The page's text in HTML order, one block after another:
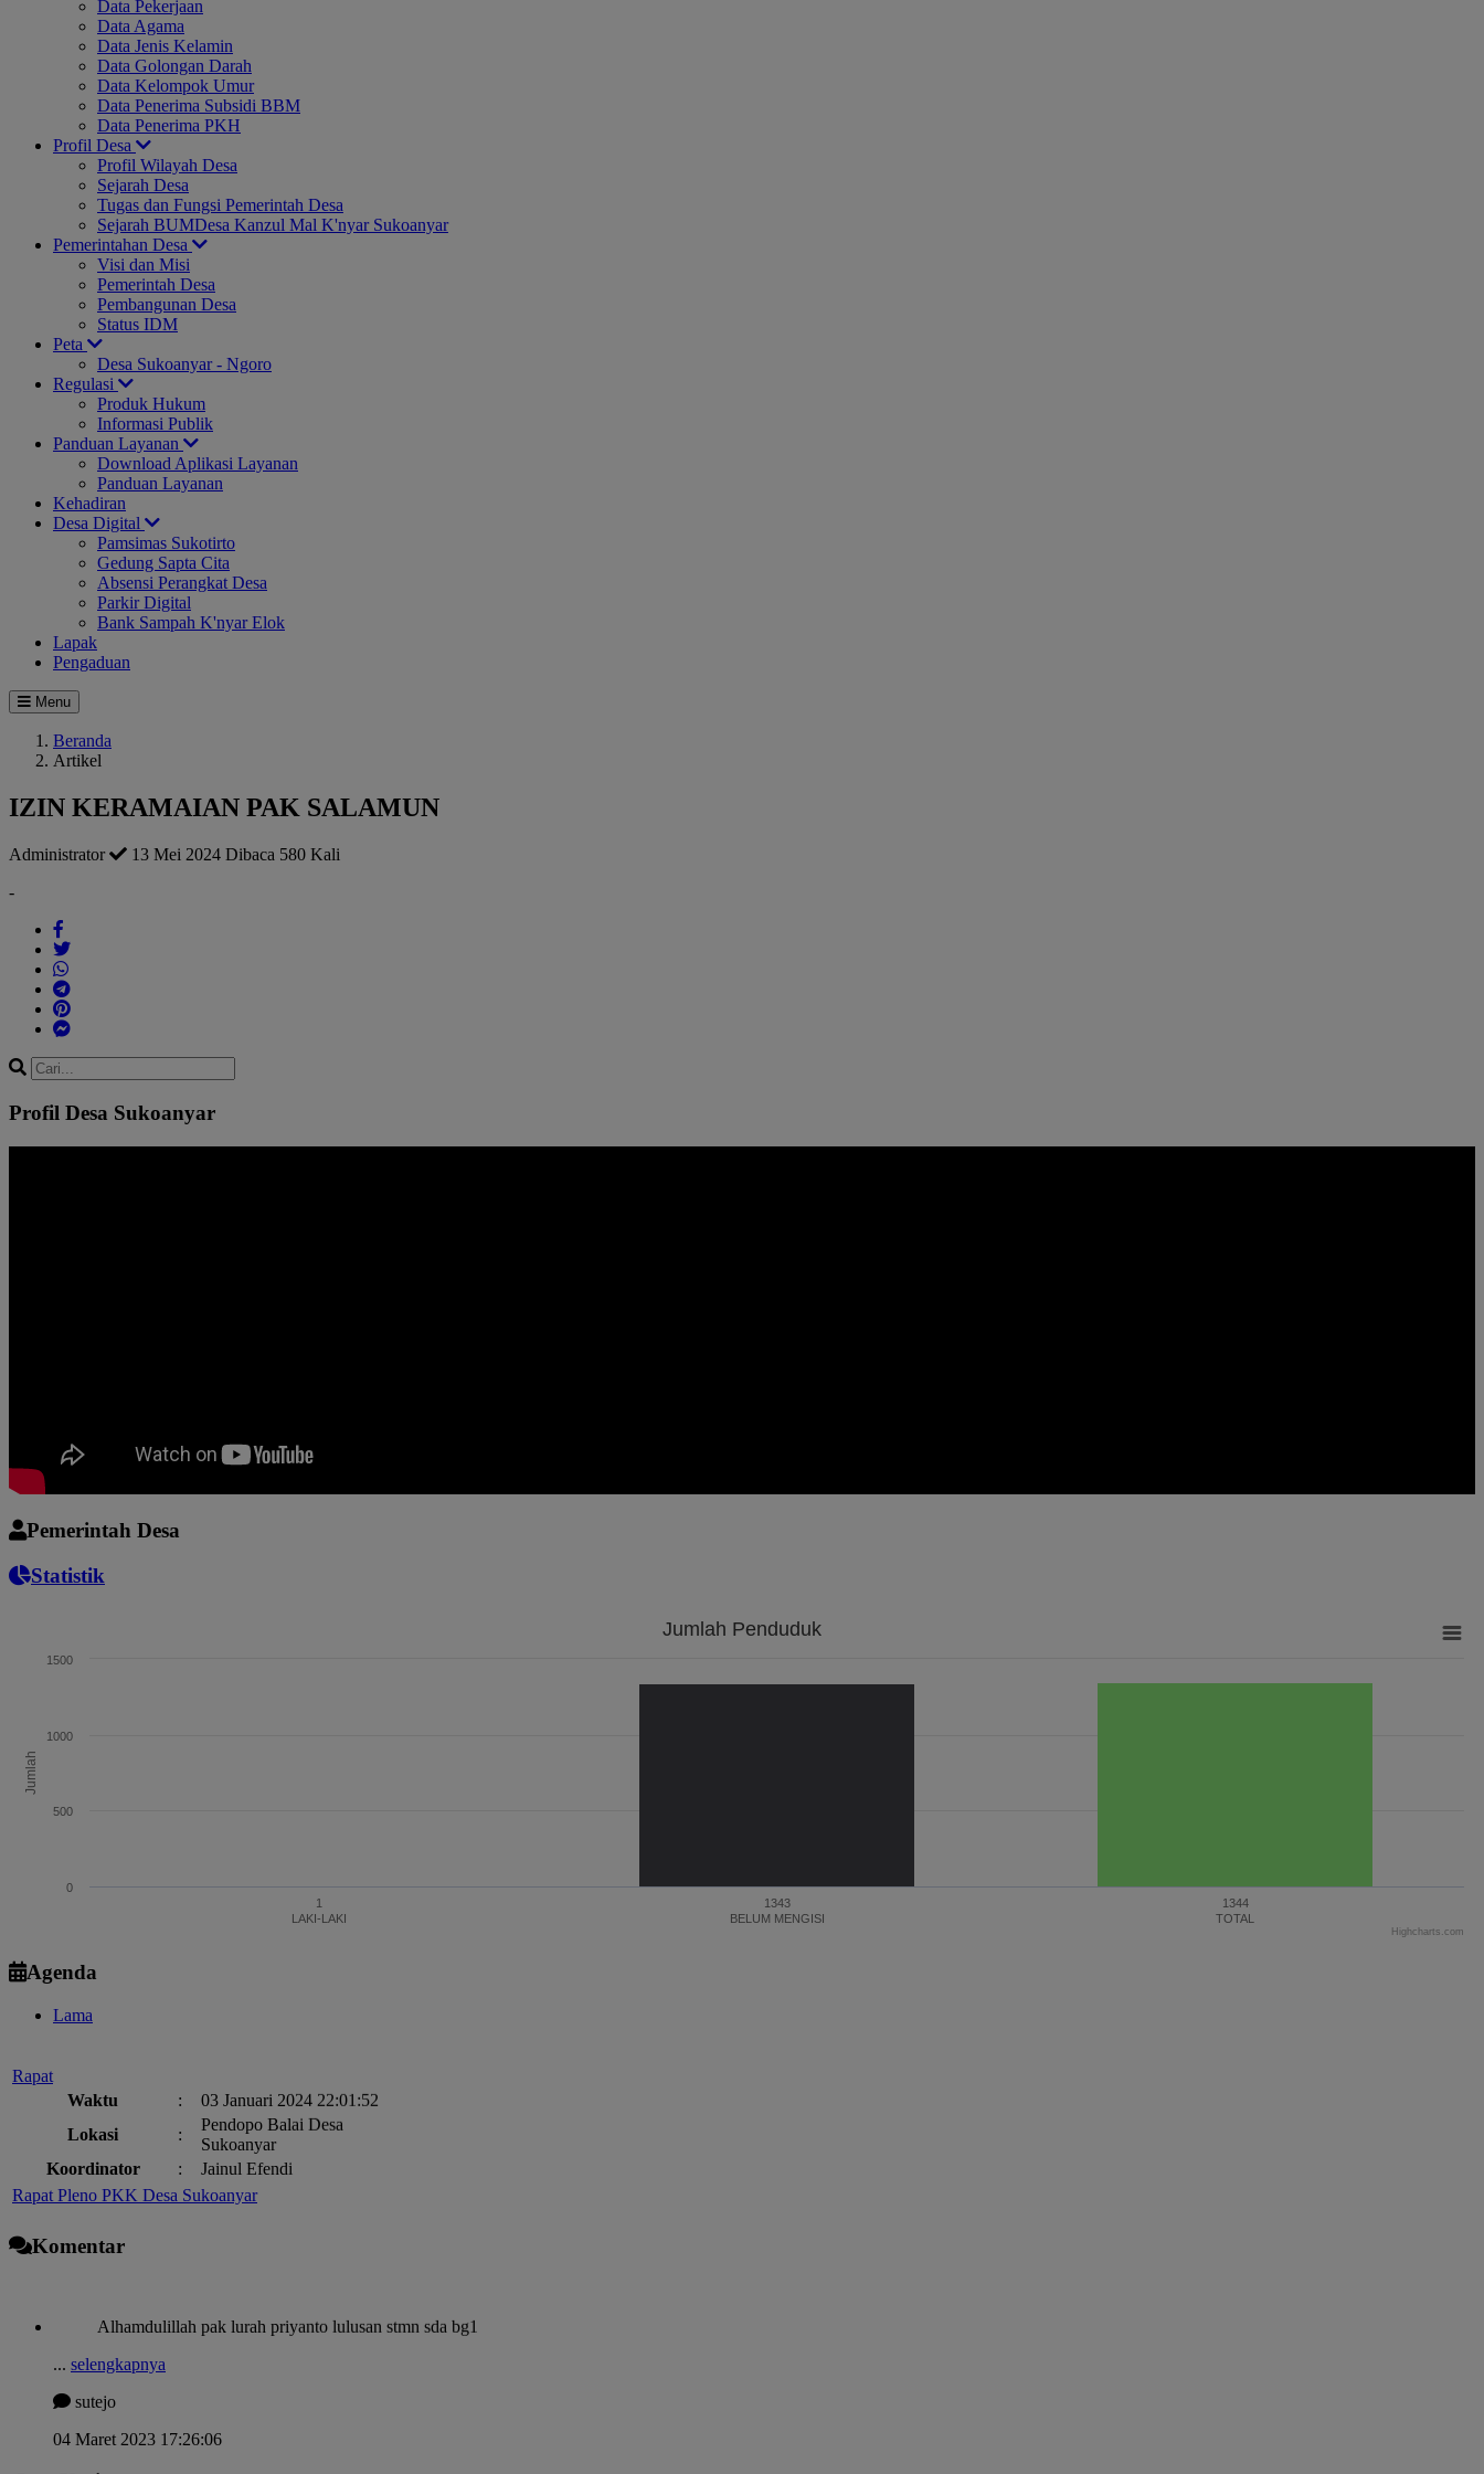
Data Pekerjaan
Data Agama
Data Jenis Kelamin
Data Golongan Darah
Data Kelompok Umur
Data Penerima Subsidi BBM
Data Penerima PKH
Profil Desa
Profil Wilayah Desa
Sejarah Desa
Tugas dan Fungsi Pemerintah Desa
Sejarah BUMDesa Kanzul Mal K'nyar Sukoanyar
Pemerintahan Desa
Visi dan Misi
Pemerintah Desa
Pembangunan Desa
Status IDM
Peta
Desa Sukoanyar - Ngoro
Regulasi
Produk Hukum
Informasi Publik
Panduan Layanan
Download Aplikasi Layanan
Panduan Layanan
Kehadiran
Desa Digital
Pamsimas Sukotirto
Gedung Sapta Cita
Absensi Perangkat Desa
Parkir Digital
Bank Sampah K'nyar Elok
Lapak
Pengaduan
Menu
Beranda
Artikel
IZIN KERAMAIAN PAK SALAMUN
Administrator 13 Mei 2024 Dibaca 580 Kali
-
Profil Desa Sukoanyar
Pemerintah Desa
Statistik
Jumlah
Jumlah Penduduk
1
LAKI-LAKI
1343
BELUM MENGISI
1344
TOTAL
0
500
1000
1500
Highcharts.com
Agenda
Lama
Lokasi
:
Pendopo Balai Desa
Sukoanyar
Koordinator
:
Jainul Efendi
Rapat Pleno PKK Desa Sukoanyar
Waktu
Lokasi
:
Pendopo Balai Desa Sukoanyar
Koordinator
Waktu
Lokasi
:
Graha Saptacita Sukoanyar
Komentar
selengkapnya
sutejo
04 Maret 2023 17:26:06
Sukses untuk Bumdesa